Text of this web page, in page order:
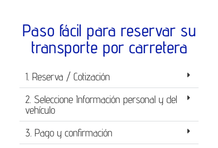
Paso fácil para reservar su
transporte por carretera
1. Reserva / Cotización
2. Seleccione Información personal y del
vehículo
3. Pago y confirmación